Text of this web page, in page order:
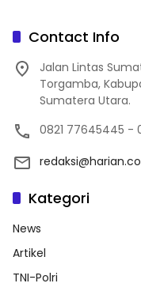
Contact Info
Jalan Lintas
Torgamba,
Sumatera Utara.
0821 77645445 -
Kategori
News
Artikel
TNI-Polri